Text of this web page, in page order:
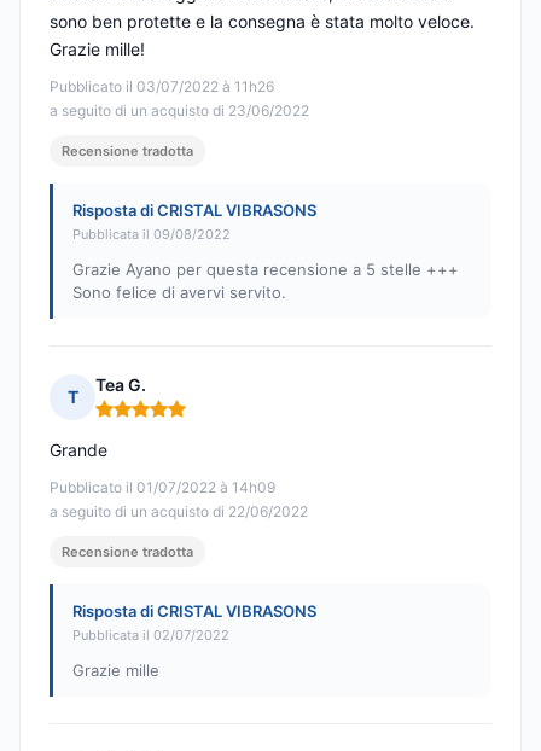
Pubblicato il 03/07/2022 à 11h26
a seguito di un acquisto di 23/06/2022
sono ben protette e la consegna è stata molto veloce.
Grazie mille!
Recensione tradotta
Risposta di CRISTAL VIBRASONS
Pubblicata il 09/08/2022
Grazie Ayano per questa recensione a 5 stelle +++
Sono felice di avervi servito.
T
Tea G.
Nota: 5 su 5
Pubblicato il 01/07/2022 à 14h09
a seguito di un acquisto di 22/06/2022
Grande
Recensione tradotta
Risposta di CRISTAL VIBRASONS
Pubblicata il 02/07/2022
Grazie mille